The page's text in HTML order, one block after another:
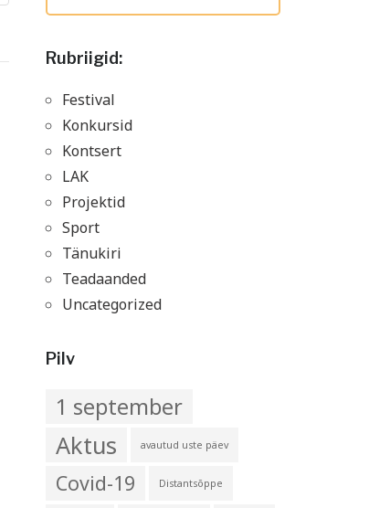
Rubriigid:
Festival
Konkursid
Kontsert
LAK
Projektid
Sport
Tänukiri
Teadaanded
Uncategorized
Pilv
1 september
Aktus avautud uste päev
Covid-19 Distantsõppe